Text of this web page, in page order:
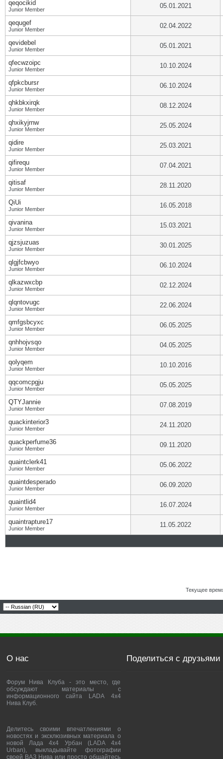
qeqocikid
Junior Member 05.01.2021
qequgef
Junior Member 02.04.2022
qevidebel
Junior Member 05.01.2021
qfecwzoipc
Junior Member 10.10.2024
qfpkcbursr
Junior Member 06.10.2024
qhkbkxirqk
Junior Member 08.12.2024
qhxikyjrnw
Junior Member 25.05.2024
qidire
Junior Member 25.03.2021
qifirequ
Junior Member 07.04.2021
qitisaf
Junior Member 28.11.2020
QiUi
Junior Member 16.05.2018
qivanina
Junior Member 15.03.2021
qjzsjuzuas
Junior Member 30.01.2025
qlgjfcbwyo
Junior Member 06.10.2024
qlkazwxcbp
Junior Member 02.12.2024
qlqntovugc
Junior Member 22.06.2024
qmfgsbcyxc
Junior Member 06.05.2025
qnhhojvsqo
Junior Member 04.05.2025
qolyqem
Junior Member 10.10.2016
qqcomcpgju
Junior Member 05.05.2025
QTYJannie
Junior Member 07.08.2019
quackinterior3
Junior Member 24.11.2020
quackperfume36
Junior Member 09.11.2020
quaintclerk41
Junior Member 05.06.2022
quaintdesperado
Junior Member 06.09.2020
quaintlid4
Junior Member 16.07.2024
quaintrapture17
Junior Member 11.05.2022
Текущее
О нас
Форум Нива Клуба - это место, где
обсуждают материалы с
информационного сайта LADA 4x4
Нива Клуб.
Делитесь своими впечатлениями о
новостях и эксклюзивных материала о
новой Лада 4х4 Урбан (LADA 4x4
Urban), выкладывайте фотографии
своей ВАЗ Нива или просто общайтесь
Поделиться с друзьями